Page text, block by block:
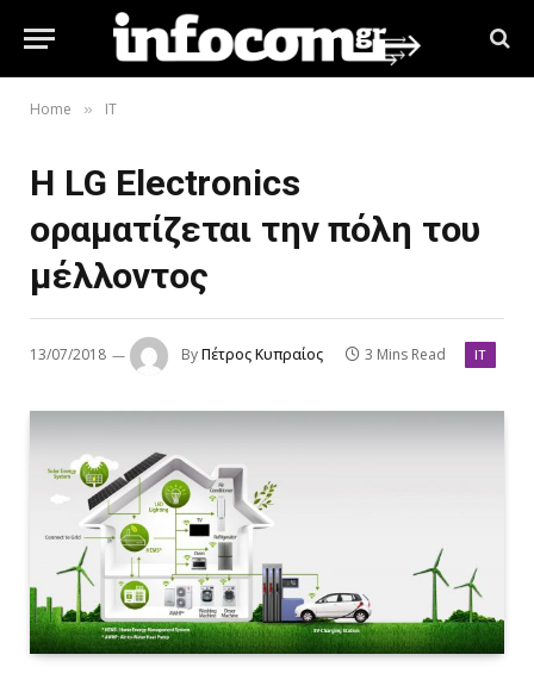
Home » IT
Η LG Electronics
οραματίζεται την πόλη του
μέλλοντος
13/07/2018 ByΠέτρος Κυπραίος 3 Mins Read IT